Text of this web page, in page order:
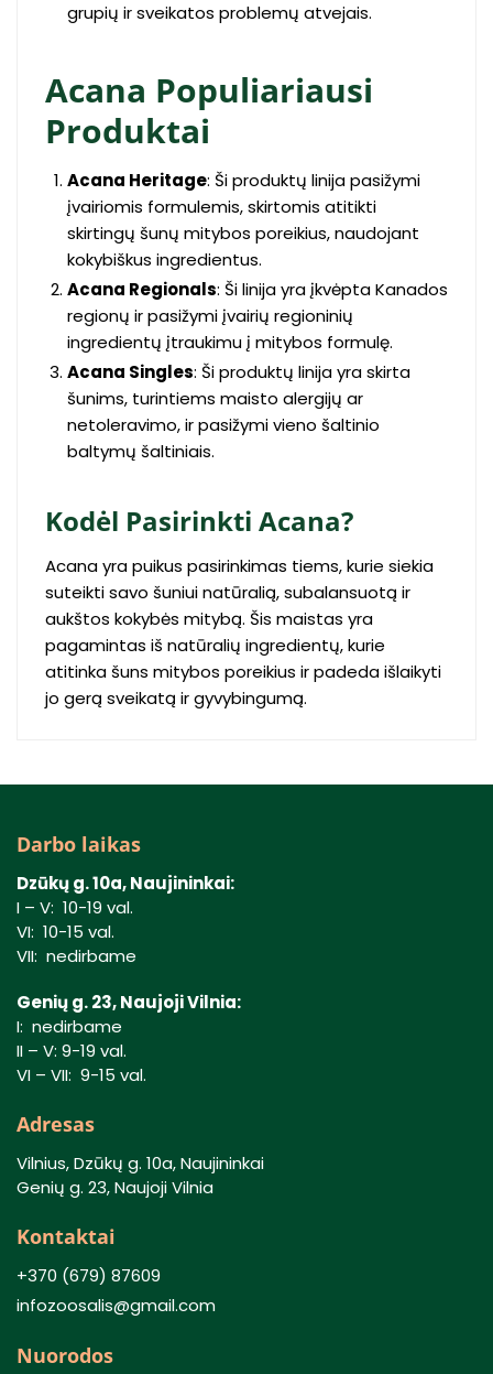
grupių ir sveikatos problemų atvejais.
Acana Populiariausi
Produktai
Acana Heritage: Ši produktų linija pasižymi
įvairiomis formulemis, skirtomis atitikti
skirtingų šunų mitybos poreikius, naudojant
kokybiškus ingredientus.
Acana Regionals: Ši linija yra įkvėpta Kanados
regionų ir pasižymi įvairių regioninių
ingredientų įtraukimu į mitybos formulę.
Acana Singles: Ši produktų linija yra skirta
šunims, turintiems maisto alergijų ar
netoleravimo, ir pasižymi vieno šaltinio
baltymų šaltiniais.
Kodėl Pasirinkti Acana?
Acana yra puikus pasirinkimas tiems, kurie siekia
suteikti savo šuniui natūralią, subalansuotą ir
aukštos kokybės mitybą. Šis maistas yra
pagamintas iš natūralių ingredientų, kurie
atitinka šuns mitybos poreikius ir padeda išlaikyti
jo gerą sveikatą ir gyvybingumą.
Darbo laikas
Dzūkų g. 10a, Naujininkai:
I – V: 10-19 val.
VI: 10-15 val.
VII: nedirbame
Genių g. 23, Naujoji Vilnia:
I: nedirbame
II – V: 9-19 val.
VI – VII: 9-15 val.
Adresas
Vilnius, Dzūkų g. 10a, Naujininkai
Genių g. 23, Naujoji Vilnia
Kontaktai
+370 (679) 87609
infozoosalis@gmail.com
Nuorodos